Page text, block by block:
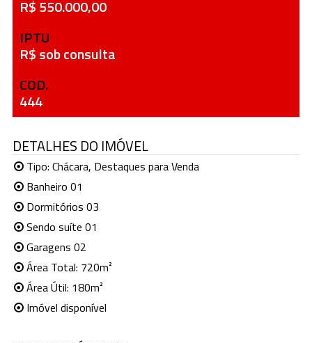
R$ 550.000,00
IPTU
R$ sob consulta
COD.
444
DETALHES DO IMÓVEL
Tipo: Chácara, Destaques para Venda
Banheiro 01
Dormitórios 03
Sendo suíte 01
Garagens 02
Área Total: 720m²
Área Útil: 180m²
Imóvel disponível